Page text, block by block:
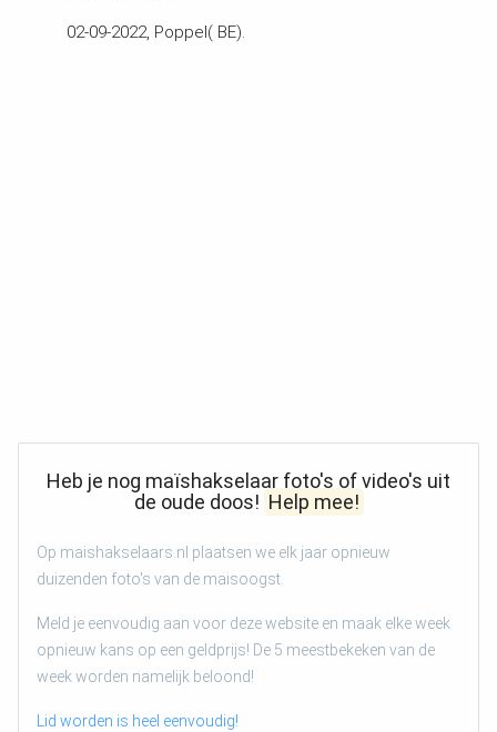
02-09-2022, Poppel( BE).
Heb je nog maïshakselaar foto's of video's uit
de oude doos! Help mee!
Op maishakselaars.nl plaatsen we elk jaar opnieuw
duizenden foto's van de maisoogst.
Meld je eenvoudig aan voor deze website en maak elke week
opnieuw kans op een geldprijs! De 5 meestbekeken van de
week worden namelijk beloond!
Lid worden is heel eenvoudig!